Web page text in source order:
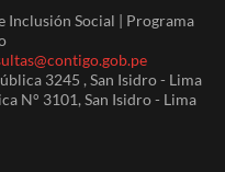
Social | Programa
3245 , San Isidro - Lima
N° 3101, San Isidro - Lima